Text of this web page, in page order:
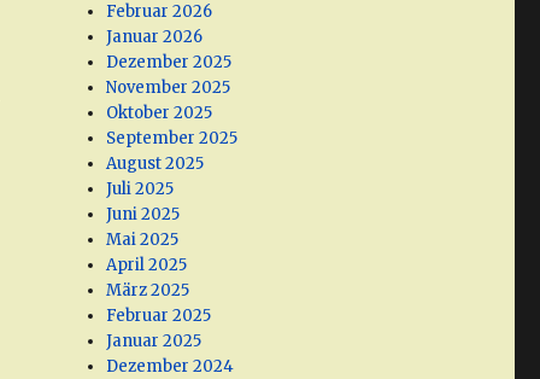
Februar 2026
Januar 2026
Dezember 2025
November 2025
Oktober 2025
September 2025
August 2025
Juli 2025
Juni 2025
Mai 2025
April 2025
März 2025
Februar 2025
Januar 2025
Dezember 2024